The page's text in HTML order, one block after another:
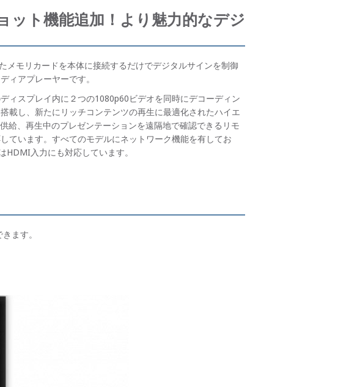
ット機能追加！より魅力的なデジ
メモリカードを本体に接続するだけでデジタルサインを制御
ィアプレーヤーです。
ィスプレイ内に２つの1080p60ビデオを同時にデコーディン
載し、新たにリッチコンテンツの再生に最適化されたハイエ
給、再生中のプレゼンテーションを遠隔地で確認できるリモ
ています。すべてのモデルにネットワーク機能を有してお
HDMI入力にも対応しています。
ます。